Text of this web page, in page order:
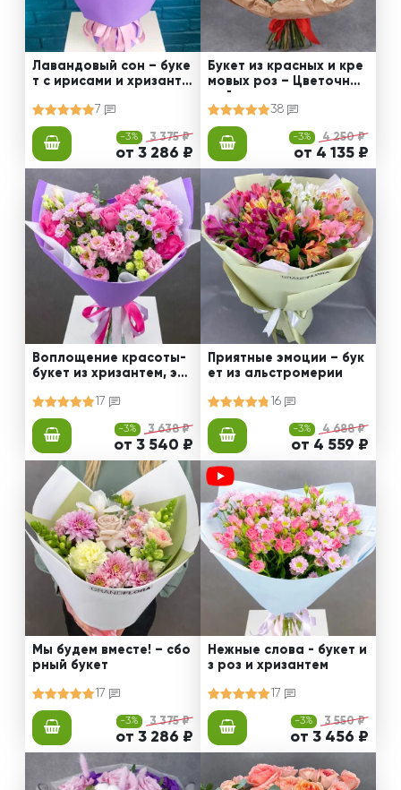
Лавандовый сон – буке
т с ирисами и хризанте
7
-3% 3 375 ₽
от 3 286 ₽
Букет из красных и кре
мовых роз – Цветочный
38
-3% 4 250 ₽
от 4 135 ₽
Воплощение красоты-
букет из хризантем, эус
17
-3% 3 638 ₽
от 3 540 ₽
Приятные эмоции – бук
ет из альстромерии
16
-3% 4 688 ₽
от 4 559 ₽
Мы будем вместе! – сбо
рный букет
17
-3% 3 375 ₽
от 3 286 ₽
Нежные слова - букет и
з роз и хризантем
17
-3% 3 550 ₽
от 3 456 ₽